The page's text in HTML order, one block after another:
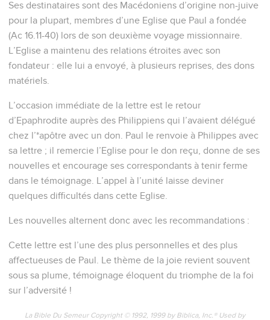
Ses destinataires sont des Macédoniens d’origine non-juive
pour la plupart, membres d’une Eglise que Paul a fondée
(Ac 16.11-40) lors de son deuxième voyage missionnaire.
L’Eglise a maintenu des relations étroites avec son
fondateur : elle lui a envoyé, à plusieurs reprises, des dons
matériels.
L’occasion immédiate de la lettre est le retour
d’Epaphrodite auprès des Philippiens qui l’avaient délégué
chez l’*apôtre avec un don. Paul le renvoie à Philippes avec
sa lettre ; il remercie l’Eglise pour le don reçu, donne de ses
nouvelles et encourage ses correspondants à tenir ferme
dans le témoignage. L’appel à l’unité laisse deviner
quelques difficultés dans cette Eglise.
Les nouvelles alternent donc avec les recommandations :
Cette lettre est l’une des plus personnelles et des plus
affectueuses de Paul. Le thème de la joie revient souvent
sous sa plume, témoignage éloquent du triomphe de la foi
sur l’adversité !
La Bible Du Semeur Copyright © 1992, 1999 by Biblica, Inc.® Used by